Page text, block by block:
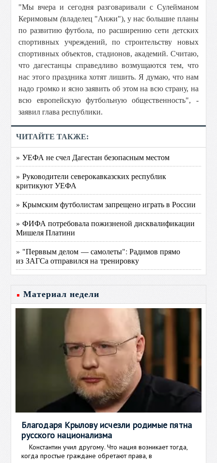
"Мы вчера и сегодня разговаривали с Сулейманом
Керимовым (владелец "Анжи"), у нас большие планы
по развитию футбола, по расширению сети детских
спортивных учреждений, по строительству новых
спортивных объектов, стадионов, академий. Считаю,
что дагестанцы справедливо возмущаются тем, что
нас этого праздника хотят лишить. Я думаю, что нам
надо громко и ясно заявить об этом на всю страну, на
всю европейскую футбольную общественность", -
заявил глава республики.
ЧИТАЙТЕ ТАКЖЕ:
» УЕФА не счел Дагестан безопасным местом
» Руководители северокавказских республик
критикуют УЕФА
» Крымским футболистам запрещено играть в России
» ФИФА потребовала пожизненой дисквалификации
Мишеля Платини
» "Перввым делом — самолеты": Радимов прямо
из ЗАГСа отправился на тренировку
Материал недели
Благодаря Крылову исчезли родимые пятна
русского национализма
Константин учил другому. Что нация возникает тогда,
когда простые граждане обретают права, в